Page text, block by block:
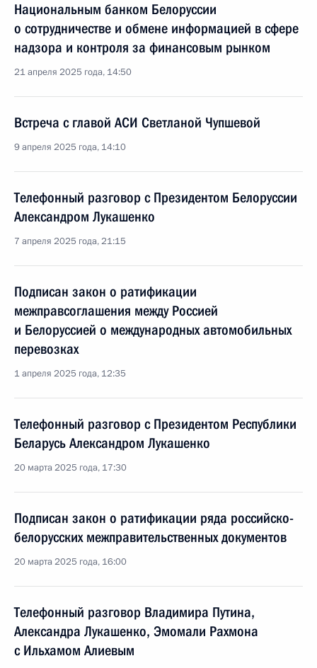
Национальным банком Белоруссии
о сотрудничестве и обмене информацией в сфере
надзора и контроля за финансовым рынком
21 апреля 2025 года, 14:50
Встреча с главой АСИ Светланой Чупшевой
9 апреля 2025 года, 14:10
Телефонный разговор с Президентом Белоруссии
Александром Лукашенко
7 апреля 2025 года, 21:15
Подписан закон о ратификации
межправсоглашения между Россией
и Белоруссией о международных автомобильных
перевозках
1 апреля 2025 года, 12:35
Телефонный разговор с Президентом Республики
Беларусь Александром Лукашенко
20 марта 2025 года, 17:30
Подписан закон о ратификации ряда российско-
белорусских межправительственных документов
20 марта 2025 года, 16:00
Телефонный разговор Владимира Путина,
Александра Лукашенко, Эмомали Рахмона
с Ильхамом Алиевым